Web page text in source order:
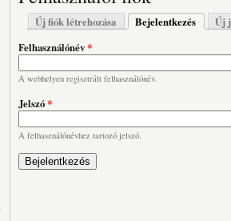
Elsődleges fülek
Új fiók létrehozása Bejelentkezés (aktív
Új
Felhasználónév*
A webhelyen regisztrált felhasználónév.
Jelszó*
A felhasználónévhez tartozó jelszó.